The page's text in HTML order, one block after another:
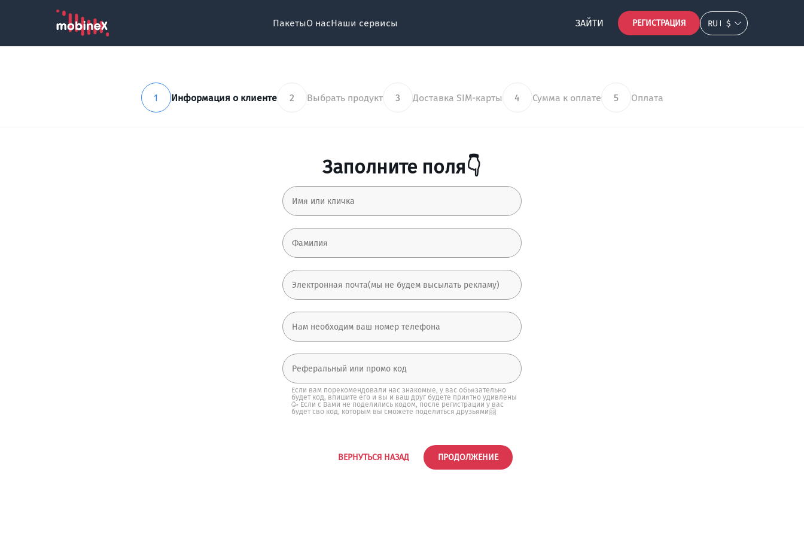
ПакетыО насНаши сервисы ЗАЙТИ РЕГИСТРАЦИЯ RU $
1 Информация о клиенте 2 Выбрать продукт 3 Доставка SIM-карты 4 Сумма к оплате 5 Оплата
Заполните поля👇
Если вам порекомендовали нас знакомые, у вас обьязательно
будет код, впишите его и вы и ваш друг будете приятно удивлены
🥳 Если с Вами не поделились кодом, после регистрации у вас
будет сво код, которым вы сможете поделиться друзьями🤗
ВЕРНУТЬСЯ НАЗАД ПРОДОЛЖЕНИЕ